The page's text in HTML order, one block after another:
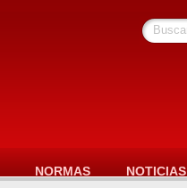
NORMAS NOTICIAS